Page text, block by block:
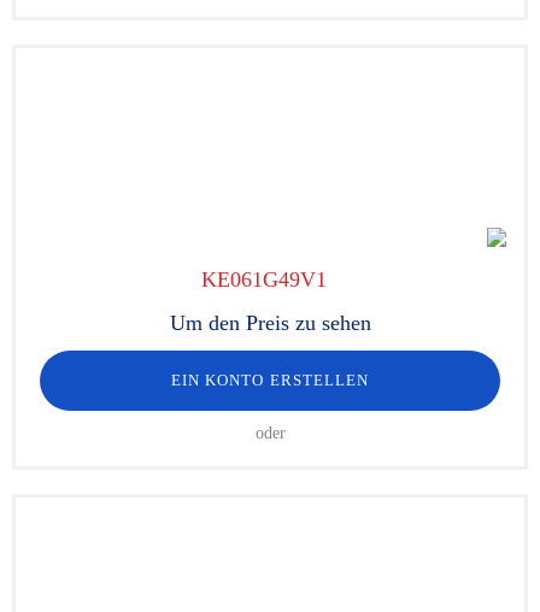
KE061G49V1
Um den Preis zu sehen
EIN KONTO ERSTELLEN
oder